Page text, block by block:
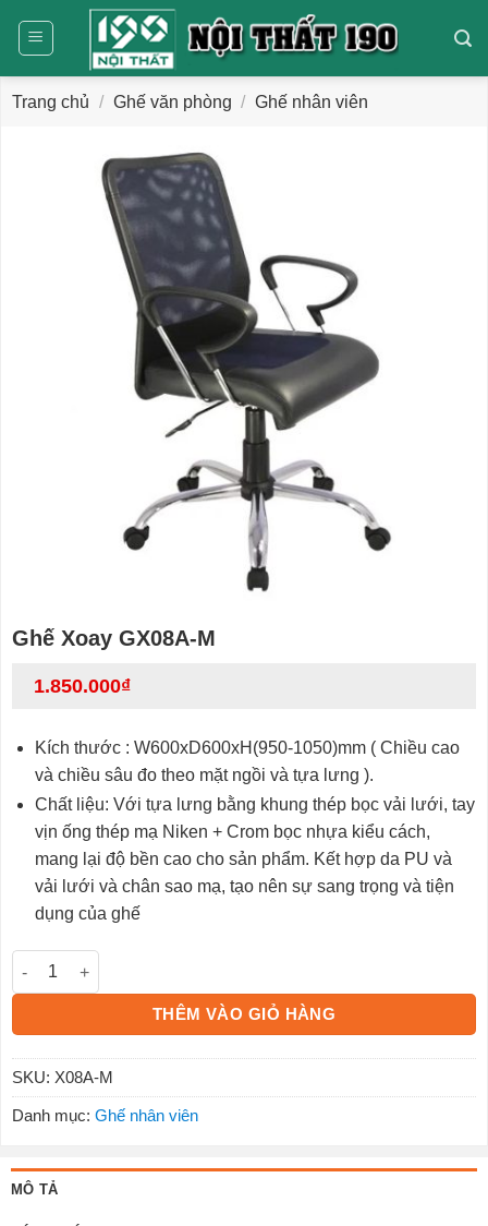
dung
Trang chủ / Ghế văn phòng / Ghế nhân viên
Ghế Xoay GX08A-M
1.850.000₫
Kích thước : W600xD600xH(950-1050)mm ( Chiều cao
và chiều sâu đo theo mặt ngồi và tựa lưng ).
Chất liệu: Với tựa lưng bằng khung thép bọc vải lưới, tay
vịn ống thép mạ Niken + Crom bọc nhựa kiểu cách,
mang lại độ bền cao cho sản phẩm. Kết hợp da PU và
vải lưới và chân sao mạ, tạo nên sự sang trọng và tiện
dụng của ghế
Ghế Xoay GX08A-M số lượng
THÊM VÀO GIỎ HÀNG
SKU: X08A-M
Danh mục: Ghế nhân viên
MÔ TẢ